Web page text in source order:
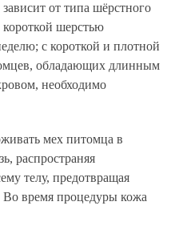
от типа шёрстного
короткой шерстью
с короткой и плотной
обладающих длинным
необходимо
мех питомца в
распространяя
телу, предотвращая
время процедуры кожа